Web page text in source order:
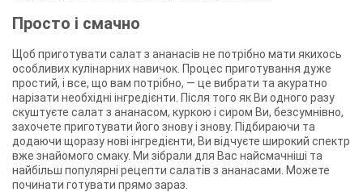
Просто і смачно
Щоб приготувати салат з ананасів не потрібно мати якихось
особливих кулінарних навичок. Процес приготування дуже
простий, і все, що вам потрібно, — це вибрати та акуратно
нарізати необхідні інгредієнти. Після того як Ви одного разу
скуштуєте салат з ананасом, куркою і сиром Ви, безсумнівно,
захочете приготувати його знову і знову. Підбираючи та
додаючи щоразу нові інгредієнти, Ви відчуєте широкий спектр
вже знайомого смаку. Ми зібрали для Вас найсмачніші та
найбільш популярні рецепти салатів з ананасами. Можете
починати готувати прямо зараз.